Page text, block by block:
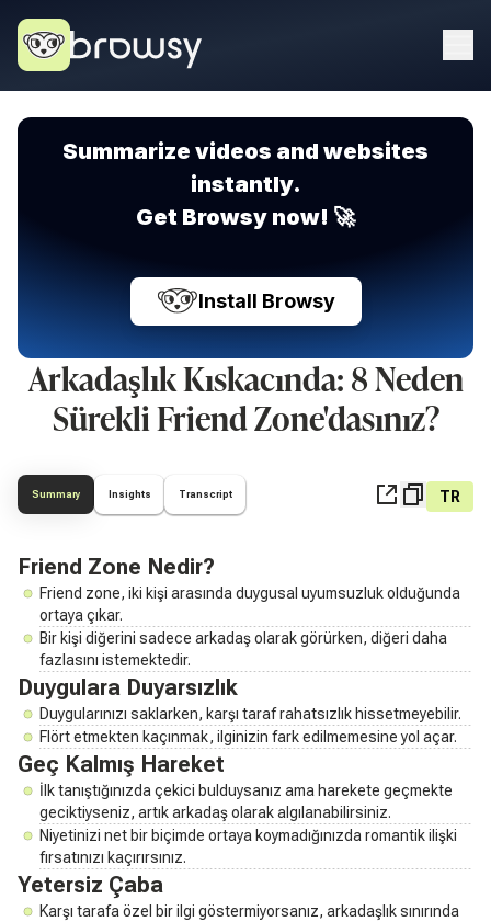
Summarize videos and websites
instantly.
Get Browsy now! 🚀
Install Browsy
Arkadaşlık Kıskacında: 8 Neden
Sürekli Friend Zone'dasınız?
Summary Insights Transcript TR
Friend Zone Nedir?
Friend zone, iki kişi arasında duygusal uyumsuzluk olduğunda
ortaya çıkar.
Bir kişi diğerini sadece arkadaş olarak görürken, diğeri daha
fazlasını istemektedir.
Duygulara Duyarsızlık
Duygularınızı saklarken, karşı taraf rahatsızlık hissetmeyebilir.
Flört etmekten kaçınmak, ilginizin fark edilmemesine yol açar.
Geç Kalmış Hareket
İlk tanıştığınızda çekici bulduysanız ama harekete geçmekte
geciktiyseniz, artık arkadaş olarak algılanabilirsiniz.
Niyetinizi net bir biçimde ortaya koymadığınızda romantik ilişki
fırsatınızı kaçırırsınız.
Yetersiz Çaba
Karşı tarafa özel bir ilgi göstermiyorsanız, arkadaşlık sınırında